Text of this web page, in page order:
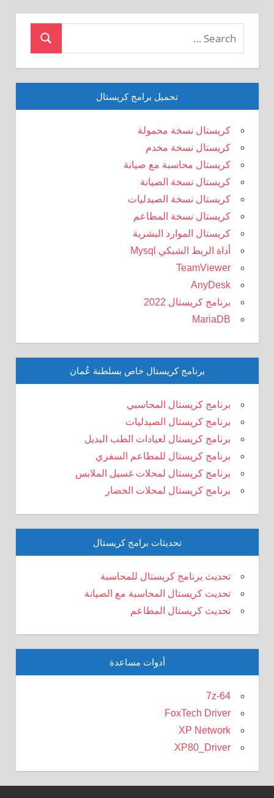
Search
تحميل برامج كريستال
كريستال نسخة محمولة
كريستال نسخة مخدم
كريستال محاسبة مع صيانة
كريستال نسخة الصيانة
كريستال نسخة الصيدليات
كريستال نسخة المطاعم
كريستال الموارد البشرية
أداة الربط الشبكي Mysql
TeamViewer
AnyDesk
برنامج كريستال 2022
MariaDB
برنامج كريستال خاص بسلطنة عُمان
برنامج كريستال المحاسبي
برنامج كريستال الصيدليات
برنامج كريستال لعيادات الطب البديل
برنامج كريستال للمطاعم السفري
برنامج كريستال لمحلات غسيل الملابس
برنامج كريستال لمحلات الخضار
تحديثات برامج كريستال
تحديث برنامج كريستال للمحاسبة
تحديث كريستال المحاسبة مع الصيانة
تحديث كريستال المطاعم
أدوات مساعدة
7z-64
FoxTech Driver
XP Network
XP80_Driver